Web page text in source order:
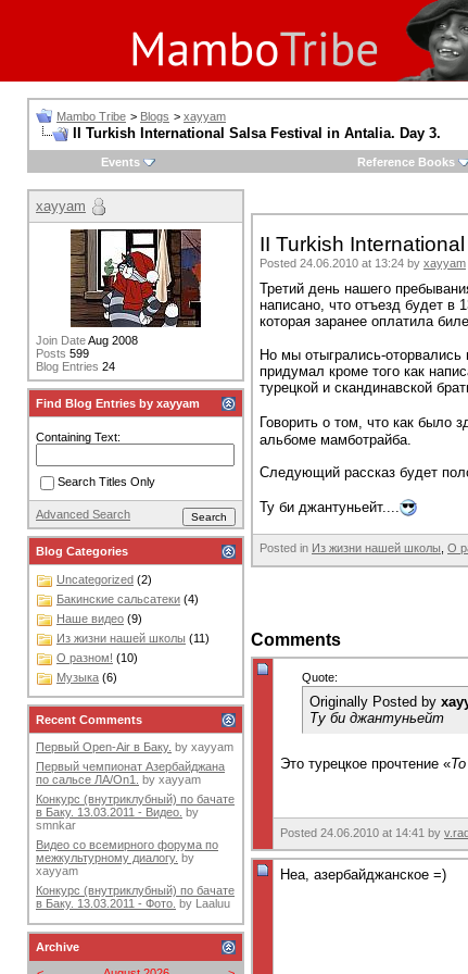
Mambo Tribe > Blogs > xayyam
II Turkish International Salsa Festival in Antalia. Day 3.
Events
Reference Books
II Turkish
Posted 24.06.2010 at 13:24 by xayyam
Третий день нашего
написано, что отъезд будет в
которая заранее оплатила
Но мы отыгрались-
придумал кроме того как
турецкой и скандинавской
Говорить о том, что как было
альбоме мамботрайба.
Следующий рассказ будет
Ту би джантуньейт....
Posted in Из жизни нашей школы, О
Comments
Quote:
Originally Posted by
Ту би джантуньейт
Это турецкое прочтение «
Posted 24.06.2010 at 14:41 by
Неа, азербайджанское =)
xayyam
Join DateAug 2008
Posts 599
Blog Entries 24
Find Blog Entries by xayyam
Containing Text:
Search Titles Only
Advanced Search
Blog Categories
Uncategorized (2)
Бакинские сальсатеки (4)
Наше видео (9)
Из жизни нашей школы (11)
О разном! (10)
Музыка (6)
Recent Comments
Первый Open-Air в Баку. by xayyam
Первый чемпионат Азербайджана
по сальсе ЛА/On1. by xayyam
Конкурс (внутриклубный) по бачате
в Баку. 13.03.2011 - Видео. by
smnkar
Видео со всемирного форума по
межкультурному диалогу. by
xayyam
Конкурс (внутриклубный) по бачате
в Баку. 13.03.2011 - Фото. by Laaluu
Archive